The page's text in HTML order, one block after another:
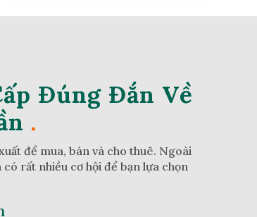
Đúng Đắn Về
.
để mua, bán và cho thuê. Ngoài
rất nhiều cơ hội để bạn lựa chọn